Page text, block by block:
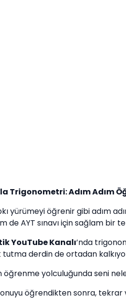
Trigonometri: Adım Adım
yürümeyi öğrenir gibi adım
de AYT sınavı için sağlam bir
YouTube Kanalı’nda
tutma derdin de ortadan
öğrenme yolculuğunda seni
öğrendikten sonra, tekrar